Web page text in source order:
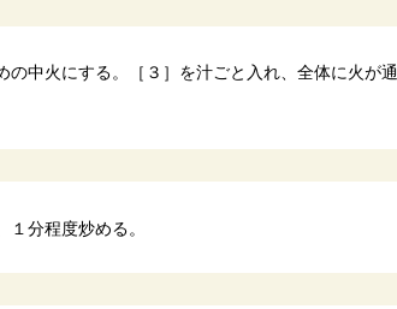
中火にする。［３］を汁ごと入れ、全体に火が通
分程度炒める。